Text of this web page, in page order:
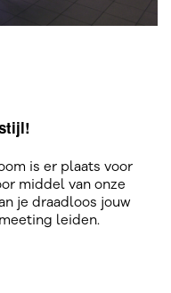
is er plaats voor
middel van onze
je draadloos jouw
leiden.